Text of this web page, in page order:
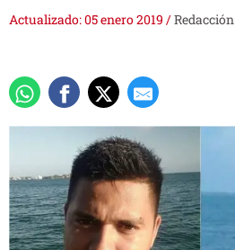
Actualizado: 05 enero 2019 /Redacción